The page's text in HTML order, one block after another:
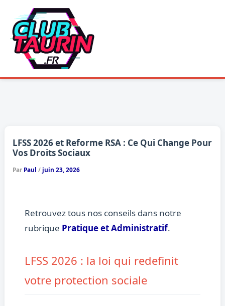
contenu
LFSS 2026 et Reforme RSA : Ce Qui Change Pour
Vos Droits Sociaux
Par Paul / juin 23, 2026
Retrouvez tous nos conseils dans notre
rubrique Pratique et Administratif.
LFSS 2026 : la loi qui redefinit
votre protection sociale